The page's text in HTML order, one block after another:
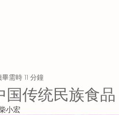
国传统民族食
需時 11 分鐘
小宏